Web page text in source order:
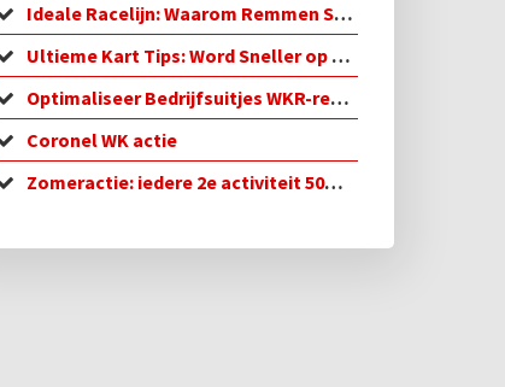
Ideale Racelijn: Waarom Remmen Sneller is
Ultieme Kart Tips: Word Sneller op de Baan!
Optimaliseer Bedrijfsuitjes WKR-regeling in 2026
Coronel WK actie
Zomeractie: iedere 2e activiteit 50% korting